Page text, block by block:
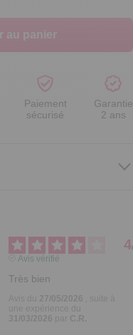
au panier
Paiement
sécurisé
Garantie
2 ans
4
Avis vérifié
Très bien